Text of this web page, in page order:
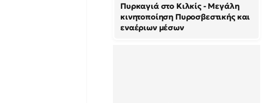
Πυρκαγιά στο Κιλκίς - Μεγάλη
κινητοποίηση Πυροσβεστικής και
εναέριων μέσων